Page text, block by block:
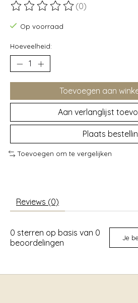
De beoordeling van dit product is
(0)
Op voorraad
Hoeveelheid:
Toevoegen aan
Aan verlanglijst
Plaats
Toevoegen om te vergelijken
Reviews (0)
0 sterren op basis van 0
beoordelingen
Je